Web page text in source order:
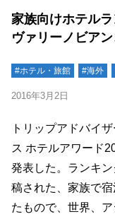
家族向けホテル
ヴァリーノビアン
#ホテル・旅館 #海外
2016年3月2日
トリップアドバイ
ス ホテルアワード
発表した。ランキ
稿された、家族で
たもので、世界、